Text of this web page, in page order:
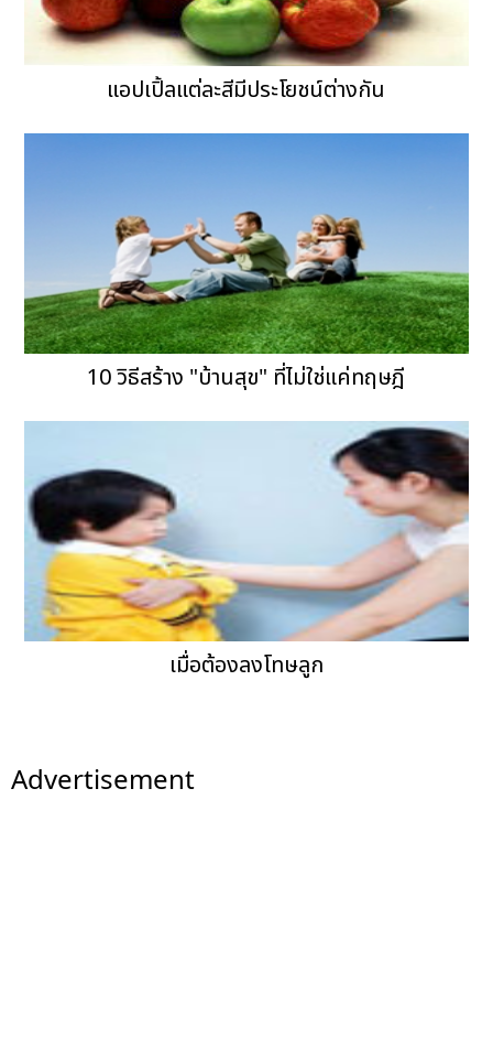
แอปเปิ้ลแต่ละสีมีประโยชน์ต่างกัน
10 วิธีสร้าง "บ้านสุข" ที่ไม่ใช่แค่ทฤษฎี
เมื่อต้องลงโทษลูก
Advertisement